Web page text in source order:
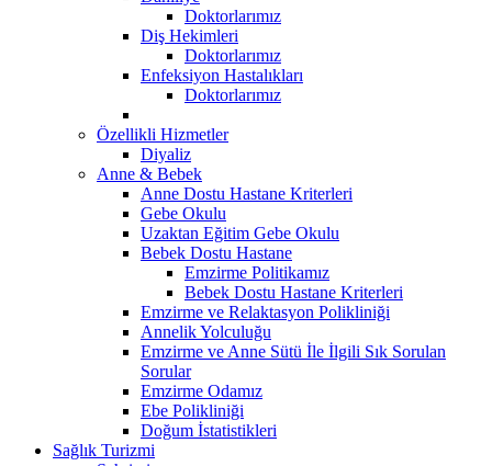
Doktorlarımız
Diş Hekimleri
Doktorlarımız
Enfeksiyon Hastalıkları
Doktorlarımız
Özellikli Hizmetler
Diyaliz
Anne & Bebek
Anne Dostu Hastane Kriterleri
Gebe Okulu
Uzaktan Eğitim Gebe Okulu
Bebek Dostu Hastane
Emzirme Politikamız
Bebek Dostu Hastane Kriterleri
Emzirme ve Relaktasyon Polikliniği
Annelik Yolculuğu
Emzirme ve Anne Sütü İle İlgili Sık Sorulan
Sorular
Emzirme Odamız
Ebe Polikliniği
Doğum İstatistikleri
Sağlık Turizmi